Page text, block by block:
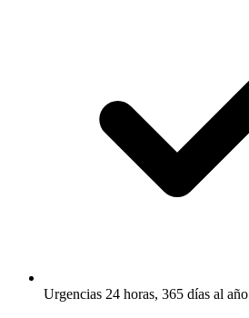
Urgencias 24 horas, 365 días al año